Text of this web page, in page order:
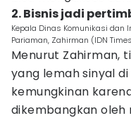
2. Bisnis jadi
Kepala Dinas Komunikasi dan
Pariaman, Zahirman (IDN
Menurut Zahirman,
yang lemah sinyal
kemungkinan
dikembangkan oleh